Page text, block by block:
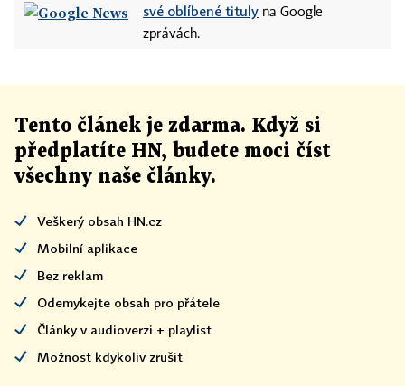
své oblíbené tituly na Google
zprávách.
Tento článek je zdarma. Když si
předplatíte HN, budete moci číst
všechny naše články.
Veškerý obsah HN.cz
Mobilní aplikace
Bez reklam
Odemykejte obsah pro přátele
Články v audioverzi + playlist
Možnost kdykoliv zrušit